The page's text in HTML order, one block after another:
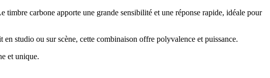
carbone apporte une grande sensibilité et une réponse rapide, idéale pour
studio ou sur scène, cette combinaison offre polyvalence et puissance.
et unique.